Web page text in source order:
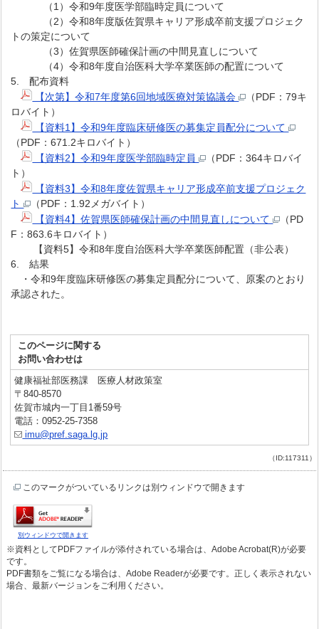
（1）令和9年度医学部臨時定員について
（2）令和8年度版佐賀県キャリア形成卒前支援プロジェク
トの策定について
（3）佐賀県医師確保計画の中間見直しについて
（4）令和8年度自治医科大学卒業医師の配置について
5. 配布資料
【次第】令和7年度第6回地域医療対策協議会
（PDF：79キ
ロバイト）
【資料1】令和9年度臨床研修医の募集定員配分について
（PDF：671.2キロバイト）
【資料2】令和9年度医学部臨時定員
（PDF：364キロバイ
ト）
【資料3】令和8年度佐賀県キャリア形成卒前支援プロジェク
ト
（PDF：1.92メガバイト）
【資料4】佐賀県医師確保計画の中間見直しについて
（PD
F：863.6キロバイト）
【資料5】令和8年度自治医科大学卒業医師配置（非公表）
6. 結果
・令和9年度臨床研修医の募集定員配分について、原案のとおり
承認された。
このページに関する
お問い合わせは
健康福祉部医務課 医療人材政策室
〒840-8570
佐賀市城内一丁目1番59号
電話：0952-25-7358
imu@pref.saga.lg.jp
（ID:117311）
このマークがついているリンクは別ウィンドウで開きます
別ウィンドウで開きます
※資料としてPDFファイルが添付されている場合は、Adobe Acrobat(R)が必要
です。
PDF書類をご覧になる場合は、Adobe Readerが必要です。正しく表示されない
場合、最新バージョンをご利用ください。